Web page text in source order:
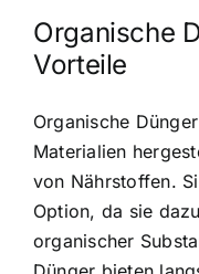
Organische
Vorteile
Organische
Materialien
von Nährstoffen.
Option, da sie
organischer